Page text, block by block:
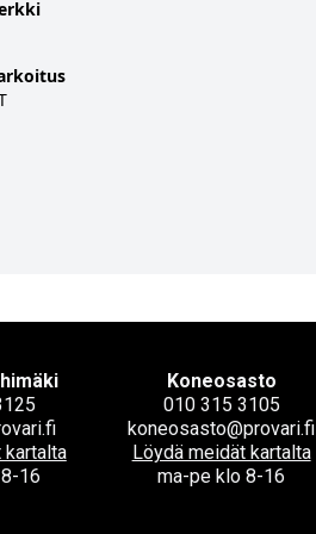
kartalta
16
Koneosasto
010 315 3105
koneosasto@provari.fi
Löydä meidät kartalta
ma-pe klo 8-16